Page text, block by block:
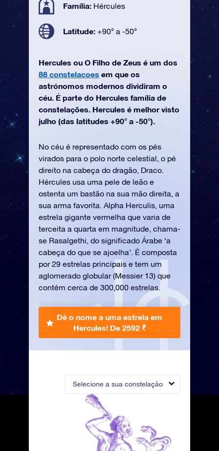
Selecione a sua constelação
Família: Hércules
Latitude: +90° a -50°
Hercules ou O Filho de Zeus é um dos
88 constelacoes em que os
astrónomos modernos dividiram o
céu. É parte do Hercules família de
constelações. Hercules é melhor visto
julho (das latitudes +90° a -50°).
No céu é representado com os pés
virados para o polo norte celestial, o pé
direito na cabeça do dragão, Draco.
Hércules usa uma pele de leão e
ostenta um bastão na sua mão direita, a
sua arma favorita. Alpha Herculis, uma
estrela gigante vermelha que varia de
terceita a quarta em magnitude, chama-
se Rasalgethi, do significado Árabe ‘a
cabeça do que se ajoelha’. É composta
por 29 estrelas principais e tem um
aglomerado globular (Messier 13) que
contém cerca de 300,000 estrelas.
Dê o nome a uma estrela em
Hercules! De 2592 ₹